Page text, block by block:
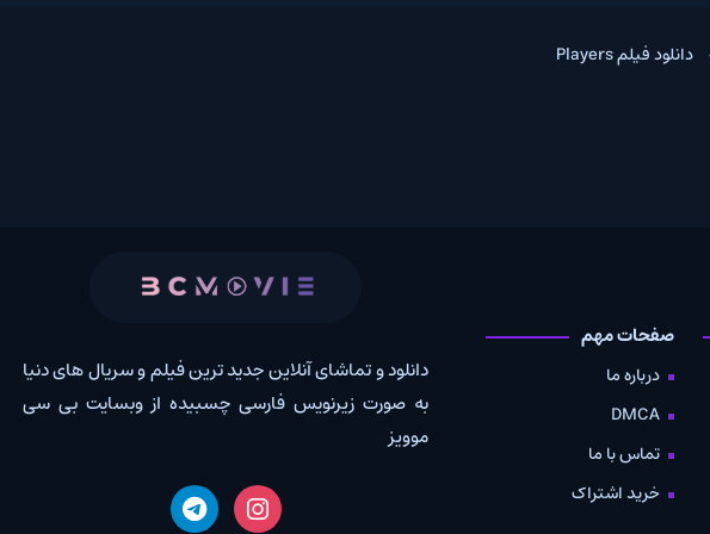
دانلود و تماشای آنلاین جدید ترین فیلم و سریال های دنیا
به صورت زیرنویس فارسی چسبیده از وبسایت بی سی